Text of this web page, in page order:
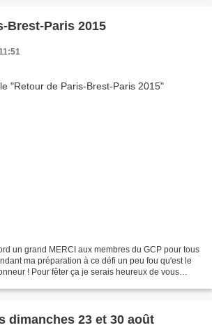
Brest-Paris 2015
un grand MERCI aux membres du GCP pour tous
ma préparation à ce défi un peu fou qu'est le
! Pour fêter ça je serais heureux de vous
dimanches 23 et 30 août